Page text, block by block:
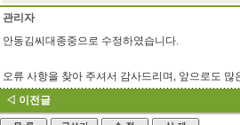
관리자
안동김씨대종중으로 수정하였습니다.
오류 사항을 찾아 주셔서 감사드리며, 앞으로도 많
◁ 이전글